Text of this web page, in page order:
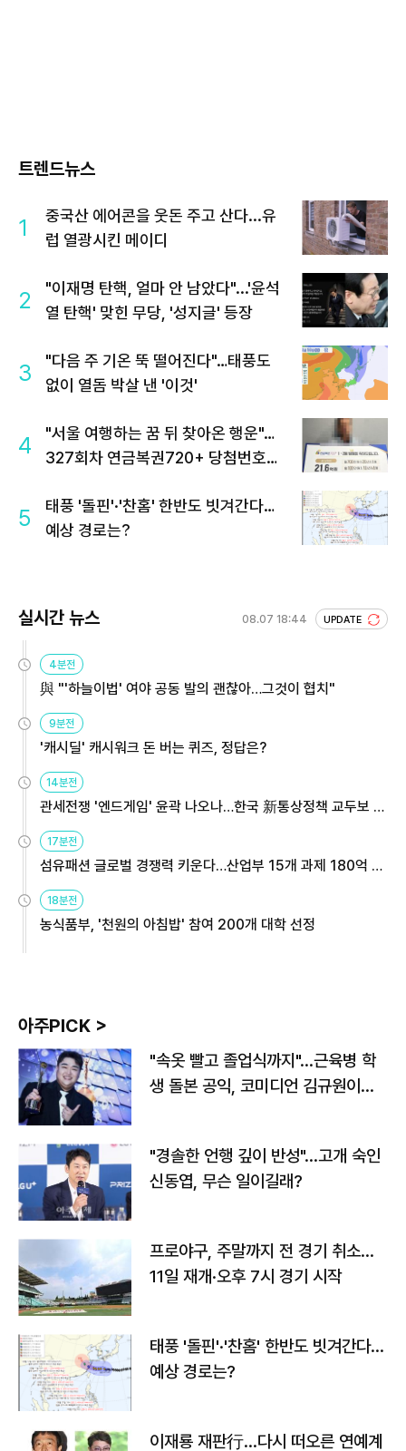
트렌드뉴스
1
중국산 에어콘을 웃돈 주고 산다...유
럽 열광시킨 메이디
2
"이재명 탄핵, 얼마 안 남았다"...'윤석
열 탄핵' 맞힌 무당, '성지글' 등장
3
"다음 주 기온 뚝 떨어진다"…태풍도
없이 열돔 박살 낸 '이것'
4
"서울 여행하는 꿈 뒤 찾아온 행운"…
327회차 연금복권720+ 당첨번호조
5
태풍 '돌핀'·'찬홈' 한반도 빗겨간다…
예상 경로는?
실시간 뉴스 08.07 18:44 UPDATE
4분전
與 "'하늘이법' 여야 공동 발의 괜찮아…그것이 협치"
9분전
'캐시딜' 캐시워크 돈 버는 퀴즈, 정답은?
14분전
관세전쟁 '엔드게임' 윤곽 나오나…한국 新통상정책 교두보 활
용해야
17분전
섬유패션 글로벌 경쟁력 키운다…산업부 15개 과제 180억 지
원
18분전
농식품부, '천원의 아침밥' 참여 200개 대학 선정
아주PICK >
"속옷 빨고 졸업식까지"…근육병 학
생 돌본 공익, 코미디언 김규원이었
"경솔한 언행 깊이 반성"…고개 숙인
신동엽, 무슨 일이길래?
프로야구, 주말까지 전 경기 취소…
11일 재개·오후 7시 경기 시작
태풍 '돌핀'·'찬홈' 한반도 빗겨간다…
예상 경로는?
이재룡 재판行…다시 떠오른 연예계